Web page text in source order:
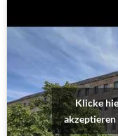
Klicke
akzeptieren